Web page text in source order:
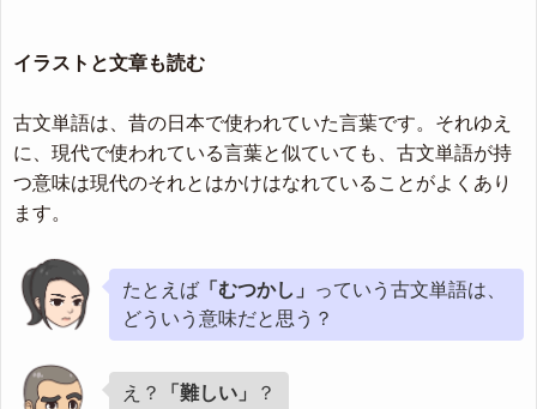
イラストと文章も読む
古文単語は、昔の日本で使われていた言葉です。それゆえ
に、現代で使われている言葉と似ていても、古文単語が持
つ意味は現代のそれとはかけはなれていることがよくあり
ます。
たとえば 「むつかし」
っていう古文単語は、
どういう意味だと思う？
え？ 「難しい」 ？